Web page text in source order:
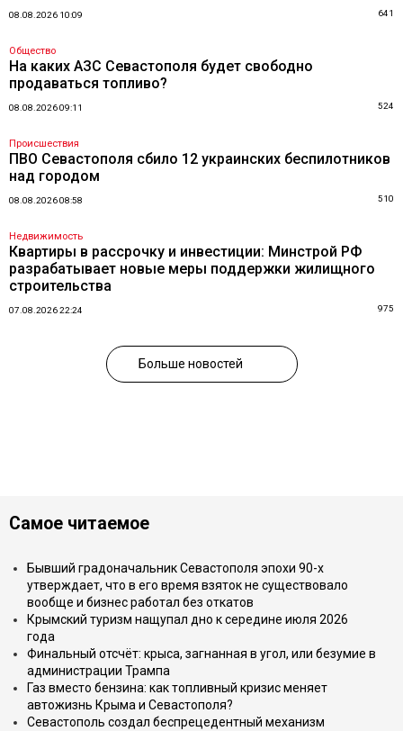
08.08.2026 10:09 641
Общество
На каких АЗС Севастополя будет свободно
продаваться топливо?
08.08.2026 09:11 524
Происшествия
ПВО Севастополя сбило 12 украинских беспилотников
над городом
08.08.2026 08:58 510
Недвижимость
Квартиры в рассрочку и инвестиции: Минстрой РФ
разрабатывает новые меры поддержки жилищного
строительства
07.08.2026 22:24 975
Больше новостей
Самое читаемое
Бывший градоначальник Севастополя эпохи 90-х
утверждает, что в его время взяток не существовало
вообще и бизнес работал без откатов
Крымский туризм нащупал дно к середине июля 2026
года
Финальный отсчёт: крыса, загнанная в угол, или безумие в
администрации Трампа
Газ вместо бензина: как топливный кризис меняет
автожизнь Крыма и Севастополя?
Севастополь создал беспрецедентный механизм